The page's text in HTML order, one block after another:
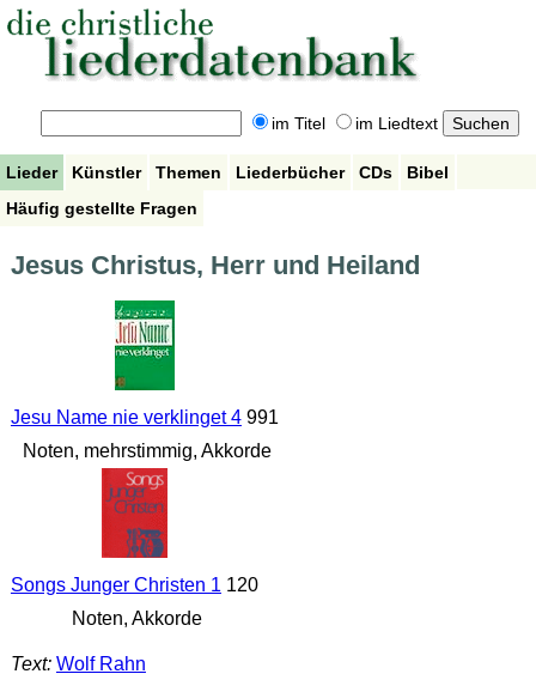
im Titel im Liedtext
Lieder Künstler Themen Liederbücher CDs
Bibel
Häufig gestellte Fragen
Jesus Christus, Herr und Heiland
Jesu Name nie verklinget 4991
Noten, mehrstimmig, Akkorde
Songs Junger Christen 1 120
Noten, Akkorde
Text: Wolf Rahn